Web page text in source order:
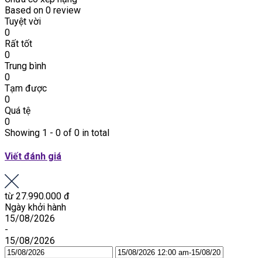
Based on 0 review
Tuyệt vời
0
Rất tốt
0
Trung bình
0
Tạm được
0
Quá tệ
0
Showing 1 - 0 of 0 in total
Viết đánh giá
từ 27.990.000 đ
Ngày khởi hành
15/08/2026
-
15/08/2026